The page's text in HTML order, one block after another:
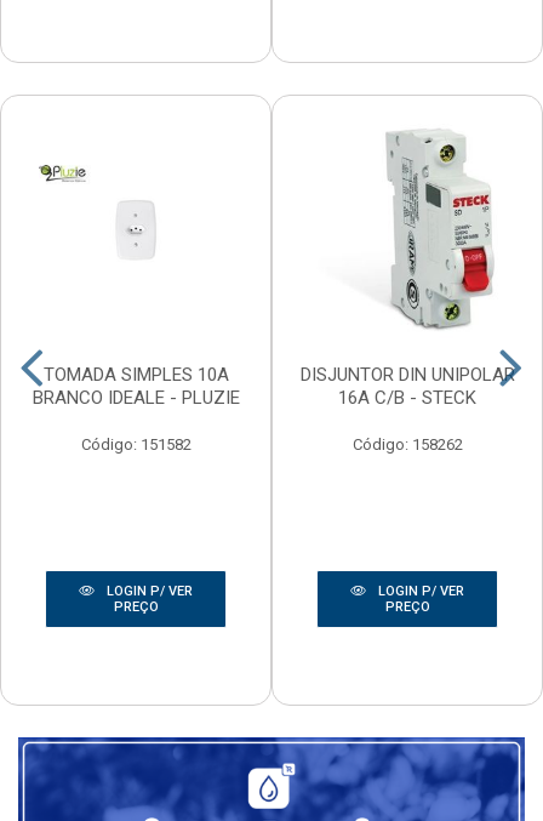
TOMADA SIMPLES 10A
BRANCO IDEALE - PLUZIE
Código: 151582
LOGIN P/ VER
PREÇO
DISJUNTOR DIN UNIPOLAR
16A C/B - STECK
Código: 158262
LOGIN P/ VER
PREÇO